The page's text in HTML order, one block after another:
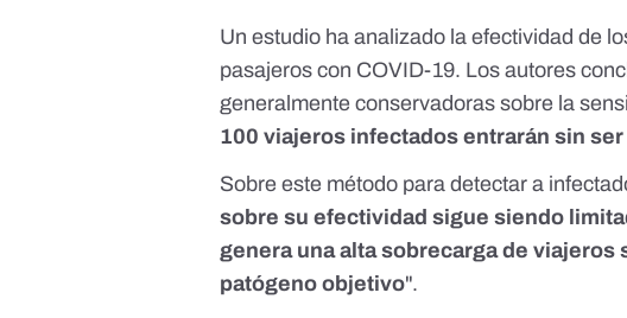
Unestudio ha analizado la efectividad de
pasajeros con COVID-19. Los autores
generalmente conservadoras sobre la
100 viajeros infectados entrarán sin
Sobre este método para detectar a
sobre su efectividad sigue siendo
genera una alta sobrecarga de viajeros
patógeno objetivo".